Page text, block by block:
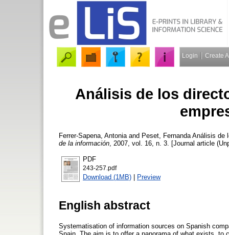
Login Create
Análisis de los
Ferrer-Sapena, Antonia and Peset, Fernanda Análisis de
de la información , 2007, vol. 16, n. 3. [Journal article
PDF
243-257.pdf
Download (1MB) | Preview
English abstract
Systematisation of information sources on Spanish